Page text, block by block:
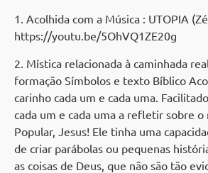
1. Acolhida com a Música : UTOPIA
https://youtu.be/5OhVQ1ZE20g
2. Mística relacionada à caminhada
formação Símbolos e texto Bíblico
carinho cada um e cada uma.
cada um e cada uma a refletir sobre o
Popular, Jesus! Ele tinha uma
de criar parábolas ou pequenas
as coisas de Deus, que não são tão